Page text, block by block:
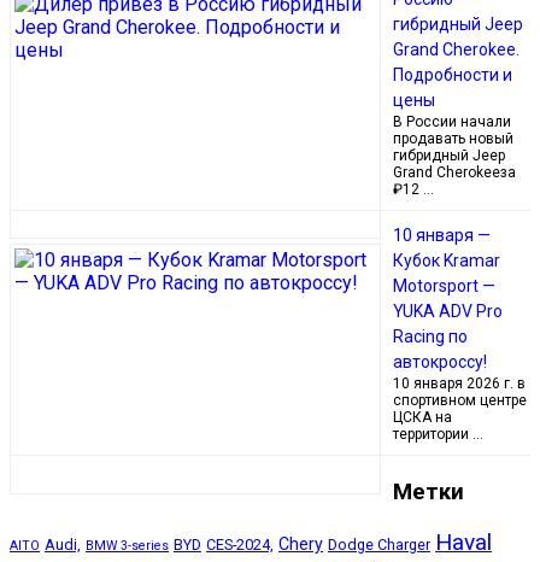
гибридный Jeep
Grand Cherokee.
Подробности и
цены
В России начали
продавать новый
гибридный Jeep
Grand Cherokeeза
₽12 …
10 января —
Кубок Kramar
Motorsport —
YUKA ADV Pro
Racing по
автокроссу!
10 января 2026 г. в
спортивном центре
ЦСКА на
территории …
Метки
AITO Audi, BMW 3-series BYD CES-2024, Chery Dodge Charger Haval